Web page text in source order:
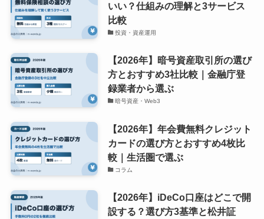
いい？仕組みの理解と3サービス
比較
投資・資産運用
【2026年】暗号資産取引所の選び
方とおすすめ3社比較｜金融庁登
録業者から選ぶ
暗号資産・Web3
【2026年】年会費無料クレジット
カードの選び方とおすすめ4枚比
較｜生活圏で選ぶ
コラム
【2026年】iDeCo口座はどこで開
設する？選び方3基準と松井証